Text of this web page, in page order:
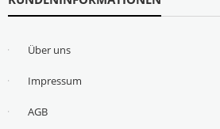
Über uns
Impressum
AGB